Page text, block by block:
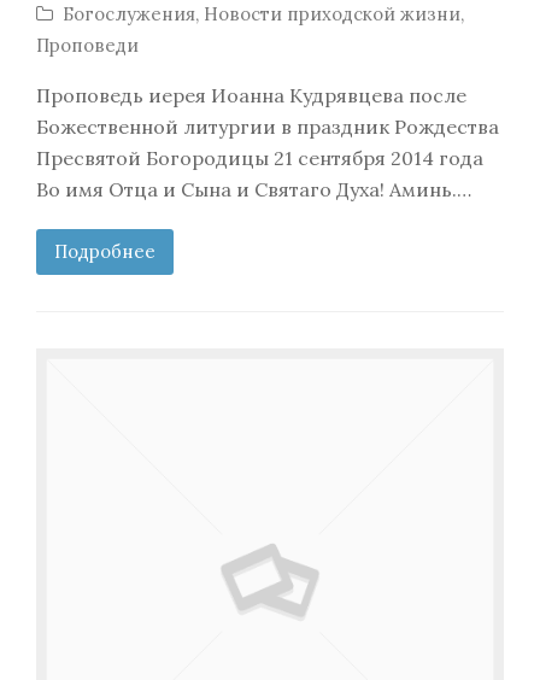
Богослужения, Новости приходской жизни,
Проповеди
Проповедь иерея Иоанна Кудрявцева после
Божественной литургии в праздник Рождества
Пресвятой Богородицы 21 сентября 2014 года
Во имя Отца и Сына и Святаго Духа! Аминь.…
Подробнее